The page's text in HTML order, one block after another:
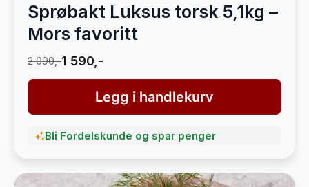
Sprøbakt Luksus torsk 5,1kg –
Mors favoritt
2 090,-1 590,-
Legg i handlekurv
Bli Fordelskunde og spar penger